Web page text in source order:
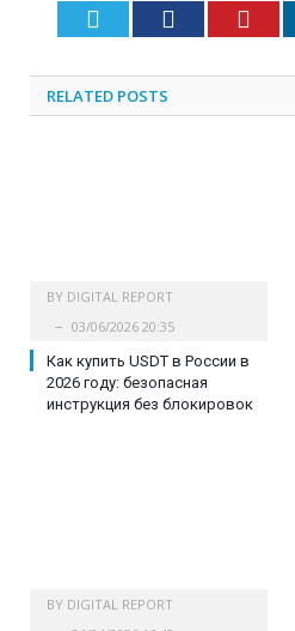
Twitter Facebook
RELATED POSTS
BY DIGITAL REPORT
03/06/2026 20:35
Как купить USDT в России в
2026 году: безопасная
инструкция без блокировок
BY DIGITAL REPORT